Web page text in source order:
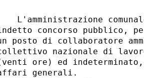
L'amministrazione
concorso pubblico,
posto di collaboratore
nazionale di
ore) ed
generali.